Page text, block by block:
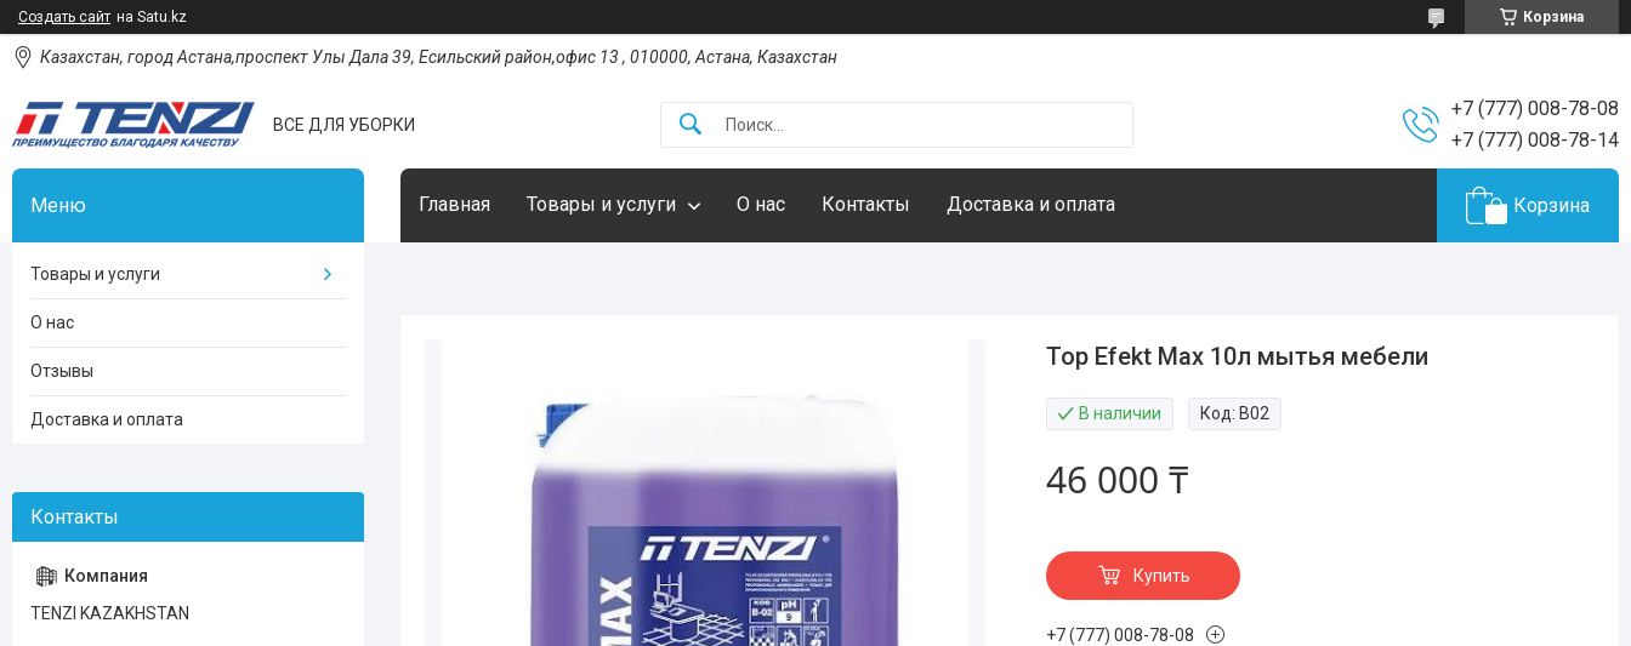
Создать сайт на Satu.kz Корзина
Казахстан, город Астана,проспект Улы Дала 39, Есильский район,офис 13 , 010000, Астана, Казахстан
ВСЕ ДЛЯ УБОРКИ
+7 (777) 008-78-08
+7 (777) 008-78-14
Главная Товары и услуги О нас Контакты Доставка и оплата Корзина
Top Efekt Max 10л мытья мебели
В наличии Код: B02
46 000 ₸
Купить
+7 (777) 008-78-08
Товары и услуги
О нас
Отзывы
Доставка и оплата
TENZI KAZAKHSTAN